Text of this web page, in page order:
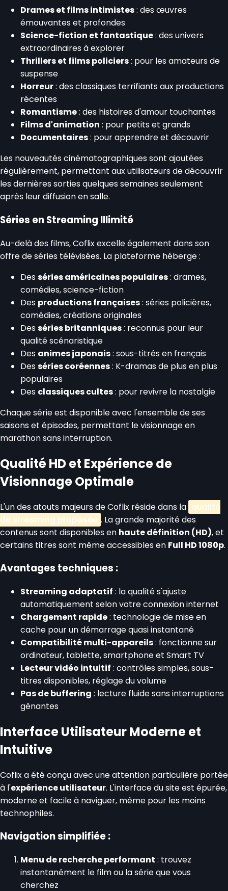
Drames et films intimistes: des œuvres
émouvantes et profondes
Science-fiction et fantastique: des univers
extraordinaires à explorer
Thrillers et films policiers: pour les amateurs de
suspense
Horreur: des classiques terrifiants aux productions
récentes
Romantisme: des histoires d'amour touchantes
Films d'animation : pour petits et grands
Documentaires: pour apprendre et découvrir
Les nouveautés cinématographiques sont ajoutées
régulièrement, permettant aux utilisateurs de découvrir
les dernières sorties quelques semaines seulement
après leur diffusion en salle.
Séries en Streaming Illimité
Au-delà des films, Coflix excelle également dans son
offre de séries télévisées. La plateforme héberge :
Desséries américaines populaires: drames,
comédies, science-fiction
Des productions françaises: séries policières,
comédies, créations originales
Desséries britanniques: reconnus pour leur
qualité scénaristique
Des animes japonais: sous-titrés en français
Desséries coréennes: K-dramas de plus en plus
populaires
Des classiques cultes: pour revivre la nostalgie
Chaque série est disponible avec l'ensemble de ses
saisons et épisodes, permettant le visionnage en
marathon sans interruption.
Qualité HD et Expérience de
Visionnage Optimale
L'un des atouts majeurs de Coflix réside dans la qualité
de streaming proposée . La grande majorité des
contenus sont disponibles en haute définition (HD), et
certains titres sont même accessibles en Full HD 1080p.
Avantages techniques :
Streaming adaptatif : la qualité s'ajuste
automatiquement selon votre connexion internet
Chargement rapide: technologie de mise en
cache pour un démarrage quasi instantané
Compatibilité multi-appareils: fonctionne sur
ordinateur, tablette, smartphone et Smart TV
Lecteur vidéo intuitif : contrôles simples, sous-
titres disponibles, réglage du volume
Pas de buffering : lecture fluide sans interruptions
gênantes
Interface Utilisateur Moderne et
Intuitive
Coflix a été conçu avec une attention particulière portée
à l'expérience utilisateur. L'interface du site est épurée,
moderne et facile à naviguer, même pour les moins
technophiles.
Navigation simplifiée :
Menu de recherche performant : trouvez
instantanément le film ou la série que vous
cherchez